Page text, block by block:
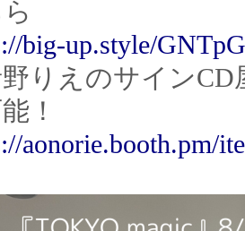
big-up.style/
野りえのサイン
！
aonorie.booth.pm/